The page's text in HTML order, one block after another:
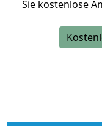
Sie kostenlose